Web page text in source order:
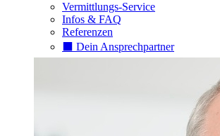
Vermittlungs-Service
Infos & FAQ
Referenzen
⬛️ Dein Ansprechpartner